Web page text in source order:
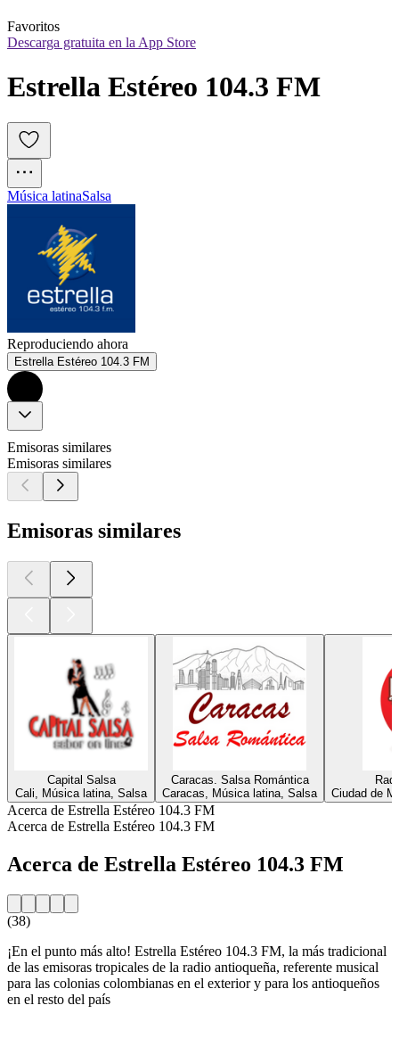
Favoritos
Descarga gratuita en la App Store
Estrella Estéreo 104.3 FM
Música latinaSalsa
Reproduciendo ahora
Estrella Estéreo 104.3 FM
Emisoras similares
Emisoras similares
Emisoras similares
Capital Salsa
Cali, Música latina, Salsa
Caracas. Salsa Romántica
Caracas, Música latina, Salsa
Ciudad de
Acerca de Estrella Estéreo 104.3 FM
Acerca de Estrella Estéreo 104.3 FM
Acerca de Estrella Estéreo 104.3 FM
(38)
¡En el punto más alto! Estrella Estéreo 104.3 FM, la más tradicional
de las emisoras tropicales de la radio antioqueña, referente musical
para las colonias colombianas en el exterior y para los antioqueños
en el resto del país